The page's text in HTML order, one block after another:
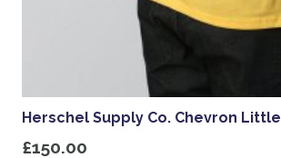
Herschel Supply Co. Chevron Little
£150.00